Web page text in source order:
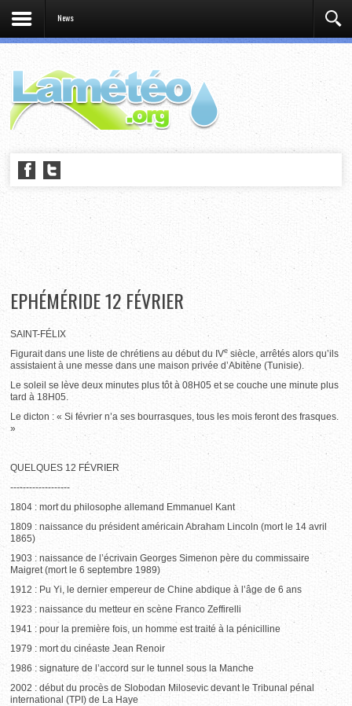
News
EPHÉMÉRIDE 12 FÉVRIER
SAINT-FÉLIX
Figurait dans une liste de chrétiens au début du IVe siècle, arrêtés alors qu’ils
assistaient à une messe dans une maison privée d’Abitène (Tunisie).
Le soleil se lève deux minutes plus tôt à 08H05 et se couche une minute plus
tard à 18H05.
Le dicton : « Si février n’a ses bourrasques, tous les mois feront des frasques.
»
QUELQUES 12 FÉVRIER
-------------------
1804 : mort du philosophe allemand Emmanuel Kant
1809 : naissance du président américain Abraham Lincoln (mort le 14 avril
1865)
1903 : naissance de l’écrivain Georges Simenon père du commissaire
Maigret (mort le 6 septembre 1989)
1912 : Pu Yi, le dernier empereur de Chine abdique à l’âge de 6 ans
1923 : naissance du metteur en scène Franco Zeffirelli
1941 : pour la première fois, un homme est traité à la pénicilline
1979 : mort du cinéaste Jean Renoir
1986 : signature de l’accord sur le tunnel sous la Manche
2002 : début du procès de Slobodan Milosevic devant le Tribunal pénal
international (TPI) de La Haye